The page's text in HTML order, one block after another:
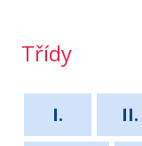
Třídy
I. II.